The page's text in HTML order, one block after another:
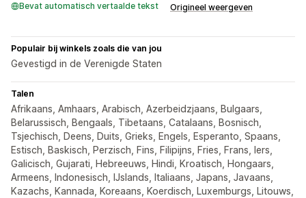
Bevat automatisch vertaalde tekst Origineel weergeven
Populair bij winkels zoals die van jou
Gevestigd in de Verenigde Staten
Talen
Afrikaans, Amhaars, Arabisch, Azerbeidzjaans, Bulgaars,
Belarussisch, Bengaals, Tibetaans, Catalaans, Bosnisch,
Tsjechisch, Deens, Duits, Grieks, Engels, Esperanto, Spaans,
Estisch, Baskisch, Perzisch, Fins, Filipijns, Fries, Frans, Iers,
Galicisch, Gujarati, Hebreeuws, Hindi, Kroatisch, Hongaars,
Armeens, Indonesisch, IJslands, Italiaans, Japans, Javaans,
Kazachs, Kannada, Koreaans, Koerdisch, Luxemburgs, Litouws,